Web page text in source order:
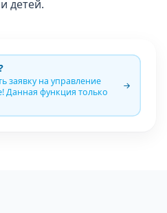
детей.
заявку на управление
Данная функция только